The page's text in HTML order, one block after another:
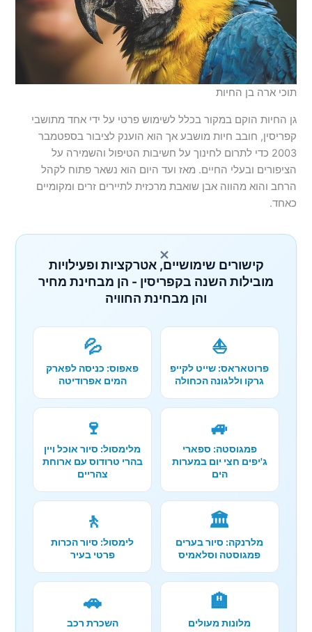
תוכי ארה בן החיות
גן החיות הוקם במקור בכלל לשימוש פרטי על ידי אחד מתושבי
קפריסין, חובב חיות מושבע אך הוא הוענק לציבור בספטמבר
2003 כדי לתרום לחינוך על חשיבות הטיפול והשמירה על
הציפורים ובעלי החיים. מאז ועד היום הוא נשאר פתוח לקהל
הרחב והוא מהווה אבן שואבת מרכזית לתיירים זרים ומקומיים
כאחד.
×
קישורים שימושיים, אטרקציות ופעילויות
מובילות השנה בקפריסין - הן מבחינת מחיר
והן מבחינת החוויה
⛵
פרוטאראס: שייט לקייפ
גרקו וללגונה הכחולה
💦
פאפוס: כניסה לפארק
המים אפרודיטה
🚙
פמגוסטה: ספארי
ג'יפים חצי יום במערות
הים
🍷
מלימסול: סיור אוכל ויין
בהרי טרודוס עם ארוחת
צהריים
🏛️
מלרנקה: סיור בערים
פמגוסטה וסלאמיס
🚶
לימסול: סיור הכרות
פרטי בעיר
🏨
מלונות מעולים
🚗
השכרת רכב